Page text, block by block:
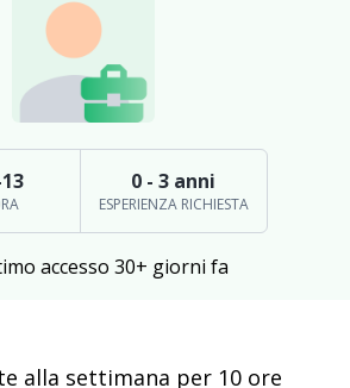
0 - 3 anni
ESPERIENZA RICHIESTA
accesso 30+ giorni fa
alla settimana per 10 ore